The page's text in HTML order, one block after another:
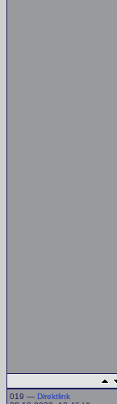
019 — Direktlink